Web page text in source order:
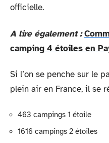
officielle.
A lire également :
camping 4 étoiles en
Si l’on se penche sur le
plein air en France, il se
463 campings 1 étoile
1616 campings 2 étoiles